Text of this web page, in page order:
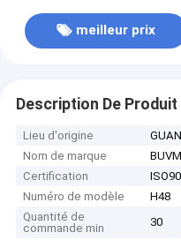
meilleur prix
Description De Produit
Lieu d'origine
Nom de marque
Certification
Numéro de modèle
H48
Quantité de
commande min
30